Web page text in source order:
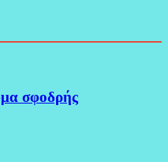
σφοδρής